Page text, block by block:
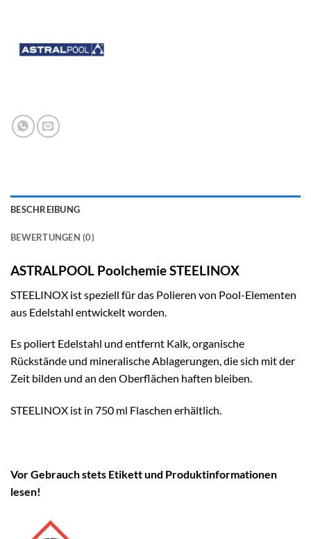
BESCHREIBUNG
BEWERTUNGEN (0)
ASTRALPOOL Poolchemie STEELINOX
STEELINOX ist speziell für das Polieren von Pool-Elementen
aus Edelstahl entwickelt worden.
Es poliert Edelstahl und entfernt Kalk, organische
Rückstände und mineralische Ablagerungen, die sich mit der
Zeit bilden und an den Oberflächen haften bleiben.
STEELINOX ist in 750 ml Flaschen erhältlich.
Vor Gebrauch stets Etikett und Produktinformationen
lesen!